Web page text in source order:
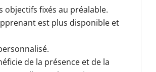
objectifs fixés au préalable.
est plus disponible et
de la présence et de la